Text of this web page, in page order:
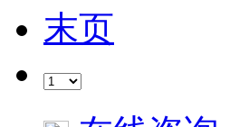
末页